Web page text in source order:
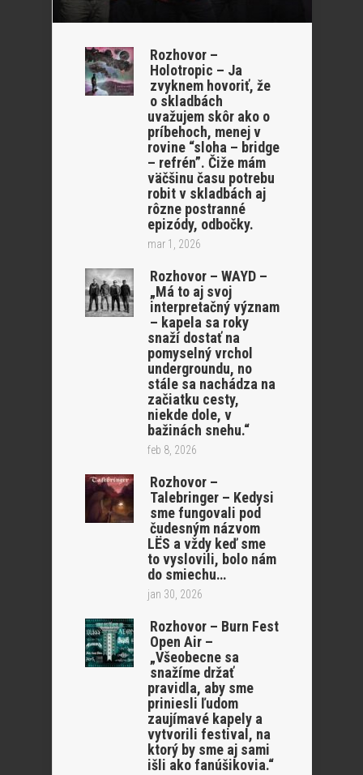
Rozhovor –
Holotropic – Ja
zvyknem hovoriť, že
o skladbách
uvažujem skôr ako o
príbehoch, menej v
rovine “sloha – bridge
– refrén”. Čiže mám
väčšinu času potrebu
robit v skladbách aj
rôzne postranné
epizódy, odbočky.
mar 1, 2026
Rozhovor – WAYD –
„Má to aj svoj
interpretačný význam
– kapela sa roky
snaží dostať na
pomyselný vrchol
undergroundu, no
stále sa nachádza na
začiatku cesty,
niekde dole, v
bažinách snehu.“
feb 8, 2026
Rozhovor –
Talebringer – Kedysi
sme fungovali pod
čudesným názvom
LËS a vždy keď sme
to vyslovili, bolo nám
do smiechu…
jan 30, 2026
Rozhovor – Burn Fest
Open Air –
„Všeobecne sa
snažíme držať
pravidla, aby sme
priniesli ľudom
zaujímavé kapely a
vytvorili festival, na
ktorý by sme aj sami
išli ako fanúšikovia.“